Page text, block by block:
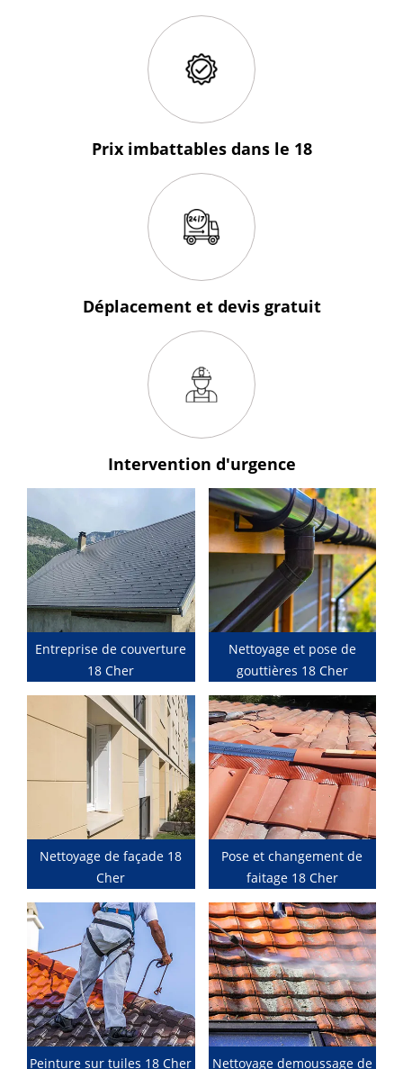
Prix imbattables dans le 18
Déplacement et devis gratuit
Intervention d'urgence
Entreprise de couverture
18 Cher
Nettoyage et pose de
gouttières 18 Cher
Nettoyage de façade 18
Cher
Pose et changement de
faitage 18 Cher
Peinture sur tuiles 18 Cher
Nettoyage demoussage de